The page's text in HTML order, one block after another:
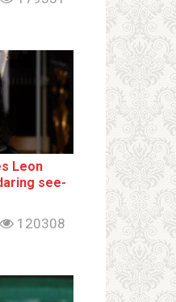
Leon
see-
120308